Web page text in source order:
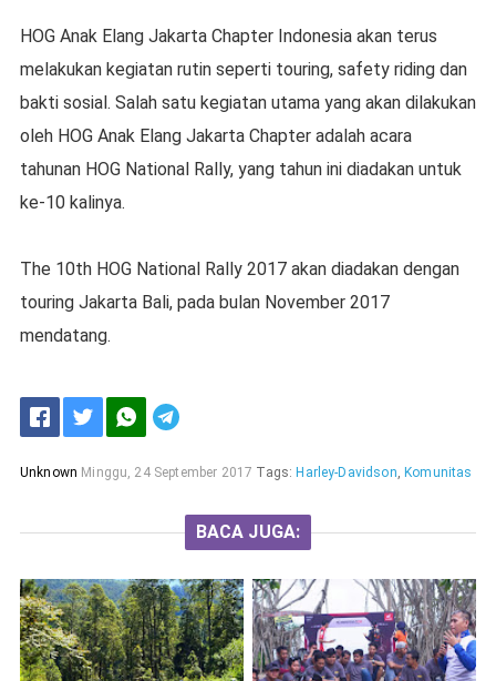
HOG Anak Elang Jakarta Chapter Indonesia akan terus
melakukan kegiatan rutin seperti touring, safety riding dan
bakti sosial. Salah satu kegiatan utama yang akan dilakukan
oleh HOG Anak Elang Jakarta Chapter adalah acara
tahunan HOG National Rally, yang tahun ini diadakan untuk
ke-10 kalinya.
The 10th HOG National Rally 2017 akan diadakan dengan
touring Jakarta Bali, pada bulan November 2017
mendatang.
Unknown Minggu, 24 September 2017 Tags: Harley-Davidson, Komunitas
BACA JUGA: